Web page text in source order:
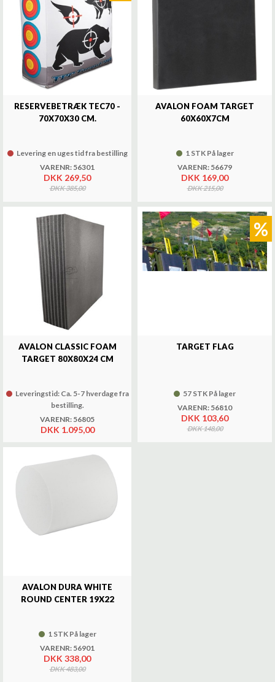
RESERVEBETRÆK TEC70 -
70X70X30 CM.
Levering en uges tid fra bestilling
VARENR: 56301
DKK 269,50
DKK 385,00
AVALON FOAM TARGET
60X60X7CM
1 STK På lager
VARENR: 56679
DKK 169,00
DKK 215,00
AVALON CLASSIC FOAM
TARGET 80X80X24 CM
Leveringstid: Ca. 5-7 hverdage fra
bestilling.
VARENR: 56805
DKK 1.095,00
TARGET FLAG
57 STK På lager
VARENR: 56810
DKK 103,60
DKK 148,00
%
AVALON DURA WHITE
ROUND CENTER 19X22
1 STK På lager
VARENR: 56901
DKK 338,00
DKK 483,00